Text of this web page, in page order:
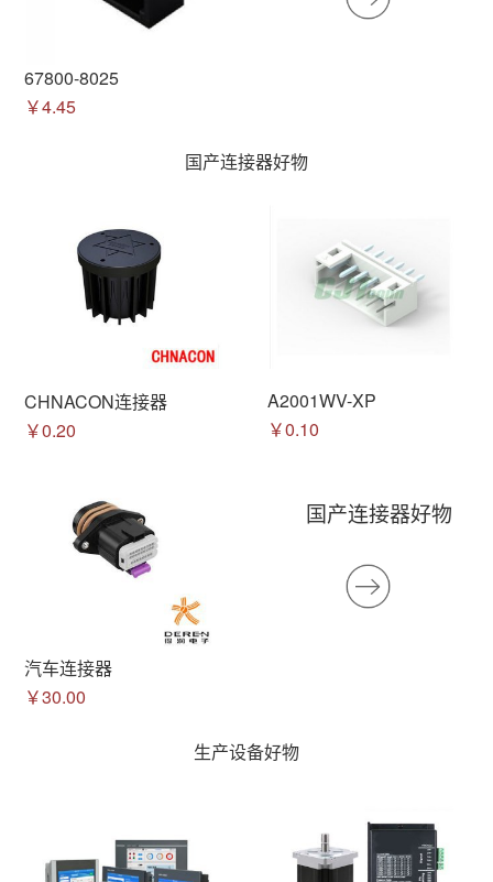
67800-8025
￥4.45
国产连接器好物
CHNACON连接器
￥0.20
A2001WV-XP
￥0.10
汽车连接器
￥30.00
国产连接器好物
生产设备好物